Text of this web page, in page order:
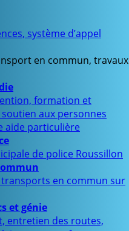
système d’appel
en commun, travaux
formation et
aux personnes
aide particulière
de police Roussillon
transports en commun sur
et génie
entretien des routes,